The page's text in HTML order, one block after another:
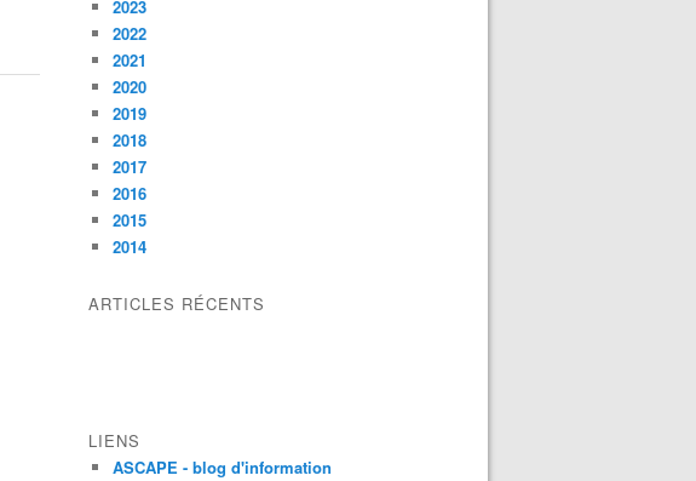
2023
2022
2021
2020
2019
2018
2017
2016
2015
2014
ARTICLES RÉCENTS
LIENS
ASCAPE - blog d'information